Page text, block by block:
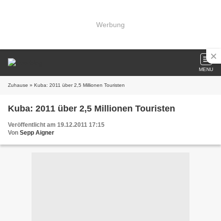
Werbung
MENU
Zuhause » Kuba: 2011 über 2,5 Millionen Touristen
Kuba: 2011 über 2,5 Millionen Touristen
Veröffentlicht am 19.12.2011 17:15
Von Sepp Aigner